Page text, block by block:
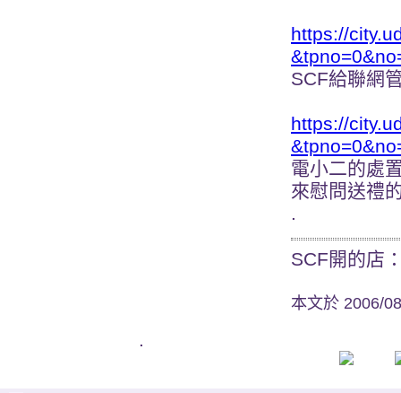
https://
SCF給聯網
https://
電小二的處
來慰問送禮
.
SCF開的店
本文於 2006/
.